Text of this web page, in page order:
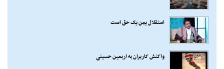
استقلال یمن یک حق است
واکنش کاربران به اربعین حسینی